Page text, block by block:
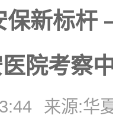
保新标
院考察
来源:华